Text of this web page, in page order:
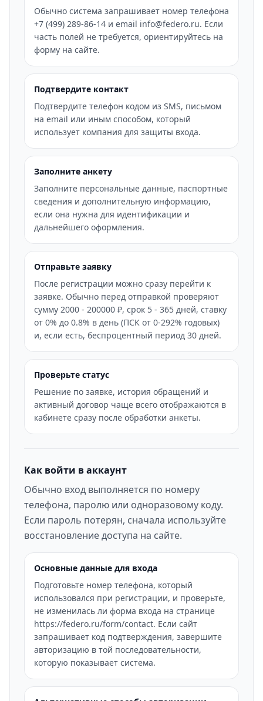
Обычно система запрашивает номер телефона
+7 (499) 289-86-14 и email info@federo.ru. Если
часть полей не требуется, ориентируйтесь на
форму на сайте.
Подтвердите контакт
Подтвердите телефон кодом из SMS, письмом
на email или иным способом, который
использует компания для защиты входа.
Заполните анкету
Заполните персональные данные, паспортные
сведения и дополнительную информацию,
если она нужна для идентификации и
дальнейшего оформления.
Отправьте заявку
После регистрации можно сразу перейти к
заявке. Обычно перед отправкой проверяют
сумму 2000 - 200000 ₽, срок 5 - 365 дней, ставку
от 0% до 0.8% в день (ПСК от 0-292% годовых)
и, если есть, беспроцентный период 30 дней.
Проверьте статус
Решение по заявке, история обращений и
активный договор чаще всего отображаются в
кабинете сразу после обработки анкеты.
Как войти в аккаунт
Обычно вход выполняется по номеру
телефона, паролю или одноразовому коду.
Если пароль потерян, сначала используйте
восстановление доступа на сайте.
Основные данные для входа
Подготовьте номер телефона, который
использовался при регистрации, и проверьте,
не изменилась ли форма входа на странице
https://federo.ru/form/contact. Если сайт
запрашивает код подтверждения, завершите
авторизацию в той последовательности,
которую показывает система.